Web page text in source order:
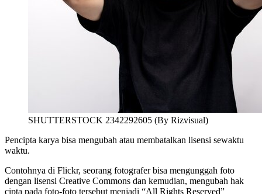
SHUTTERSTOCK 2342292605 (By Rizvisual)
Pencipta karya bisa mengubah atau membatalkan lisensi sewaktu
waktu.
Contohnya di Flickr, seorang fotografer bisa mengunggah foto
dengan lisensi Creative Commons dan kemudian, mengubah hak
cipta pada foto-foto tersebut menjadi “All Rights Reserved”